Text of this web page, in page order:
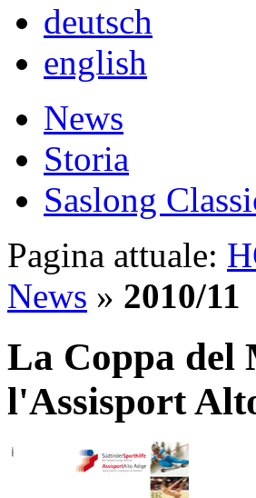
deutsch
english
News
Storia
Saslong
Pagina attuale:
News » 2010/11
La Coppa del
l'Assisport